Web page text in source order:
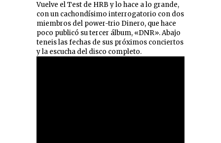
Vuelve el Test de HRB y lo hace a lo grande,
con un cachondísimo interrogatorio con dos
miembros del power-trio Dinero, que hace
poco publicó su tercer álbum, «DNR». Abajo
teneis las fechas de sus próximos conciertos
y la escucha del disco completo.